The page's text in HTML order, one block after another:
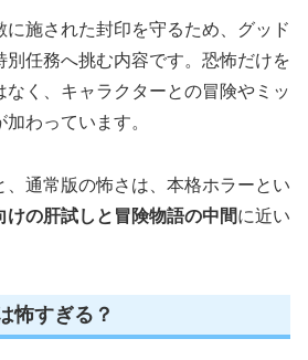
施された封印を守るため、グッド
別任務へ挑む内容です。恐怖だけを
く、キャラクターとの冒険やミッ
わっています。
、通常版の怖さは、本格ホラーとい
けの肝試しと冒険物語の中間に近い
怖すぎる？